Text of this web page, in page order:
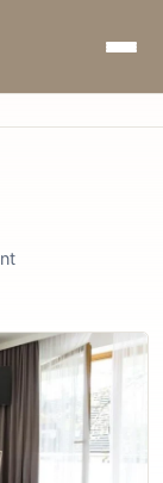
i ceny
i po rezerwacji